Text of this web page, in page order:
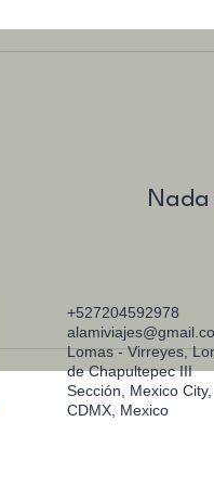
+527204592978
Lomas - Virreyes,
de Chapultepec III
Sección, Mexico City,
CDMX, Mexico